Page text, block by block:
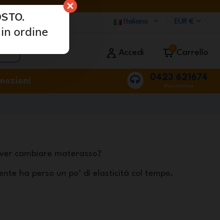
Italiano EUR €
Accedi 0 Carrello
0423 621674
Assistenza
cambiare materasso?
ha perso un po’ di elasticità col tempo.
ordine